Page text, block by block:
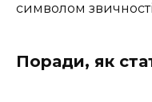
символом
Поради, як